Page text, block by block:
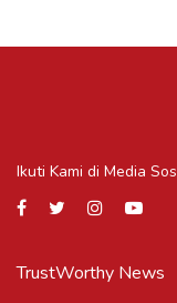
Ikuti Kami di Media
TrustWorthy News